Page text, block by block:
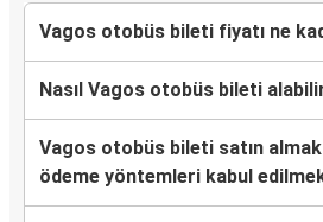
Vagos otobüs bileti fiyatı ne
Nasıl Vagos otobüs bileti
Vagos otobüs bileti satın
ödeme yöntemleri kabul